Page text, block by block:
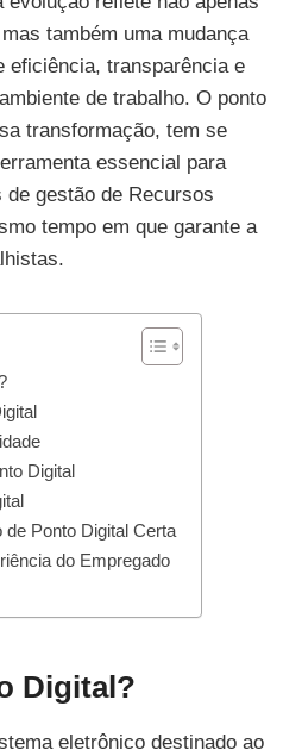
também uma mudança
eficiência, transparência e
de trabalho. O ponto
transformação, tem se
essencial para
gestão de Recursos
tempo em que garante a
Digital
Ponto Digital Certa
do Empregado
Digital?
eletrônico destinado ao